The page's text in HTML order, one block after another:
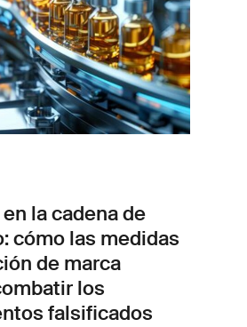
la cadena de
cómo las medidas
de marca
los
falsificados